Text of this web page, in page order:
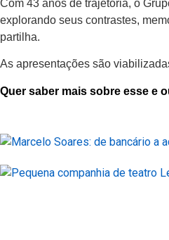
Com 43 anos de trajetória, o
explorando seus contrastes,
partilha.
As apresentações são
Quer saber mais sobre esse e